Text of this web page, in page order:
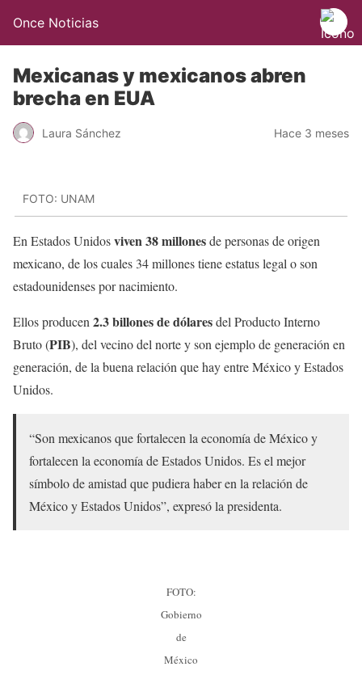
Once Noticias
Mexicanas y mexicanos abren
brecha en EUA
Laura Sánchez Hace 3 meses
FOTO: UNAM
En Estados Unidosviven 38 millonesde personas de origen
mexicano, de los cuales 34 millones tiene estatus legal o son
estadounidenses por nacimiento.
Ellos producen 2.3 billones de dólaresdel Producto Interno
Bruto (PIB), del vecino del norte y son ejemplo de generación en
generación, de la buena relación que hay entre México y Estados
Unidos.
“Son mexicanos que fortalecen la economía de México y
fortalecen la economía de Estados Unidos. Es el mejor
símbolo de amistad que pudiera haber en la relación de
México y Estados Unidos”, expresó la presidenta.
FOTO:
Gobierno
de
México